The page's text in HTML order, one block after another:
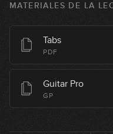
MATERIALES DE LA
Tabs
PDF
Guitar Pro
GP
08:09
19:12